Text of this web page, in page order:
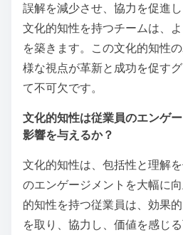
誤解を減少させ、協力を促進
文化的知性を持つチームは、
を築きます。この文化的知性
様な視点が革新と成功を促す
て不可欠です。
文化的知性は従業員のエンゲ
影響を与えるか？
文化的知性は、包括性と理解
のエンゲージメントを大幅に
的知性を持つ従業員は、効果
を取り、協力し、価値を感じ